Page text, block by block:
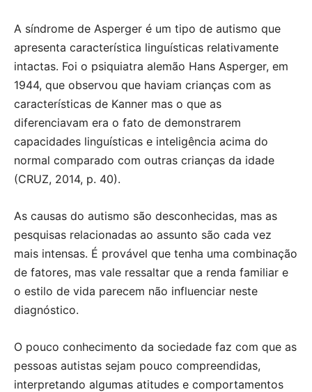
A síndrome de Asperger é um tipo de autismo que
apresenta característica linguísticas relativamente
intactas. Foi o psiquiatra alemão Hans Asperger, em
1944, que observou que haviam crianças com as
características de Kanner mas o que as
diferenciavam era o fato de demonstrarem
capacidades linguísticas e inteligência acima do
normal comparado com outras crianças da idade
(CRUZ, 2014, p. 40).
As causas do autismo são desconhecidas, mas as
pesquisas relacionadas ao assunto são cada vez
mais intensas. É provável que tenha uma combinação
de fatores, mas vale ressaltar que a renda familiar e
o estilo de vida parecem não influenciar neste
diagnóstico.
O pouco conhecimento da sociedade faz com que as
pessoas autistas sejam pouco compreendidas,
interpretando algumas atitudes e comportamentos